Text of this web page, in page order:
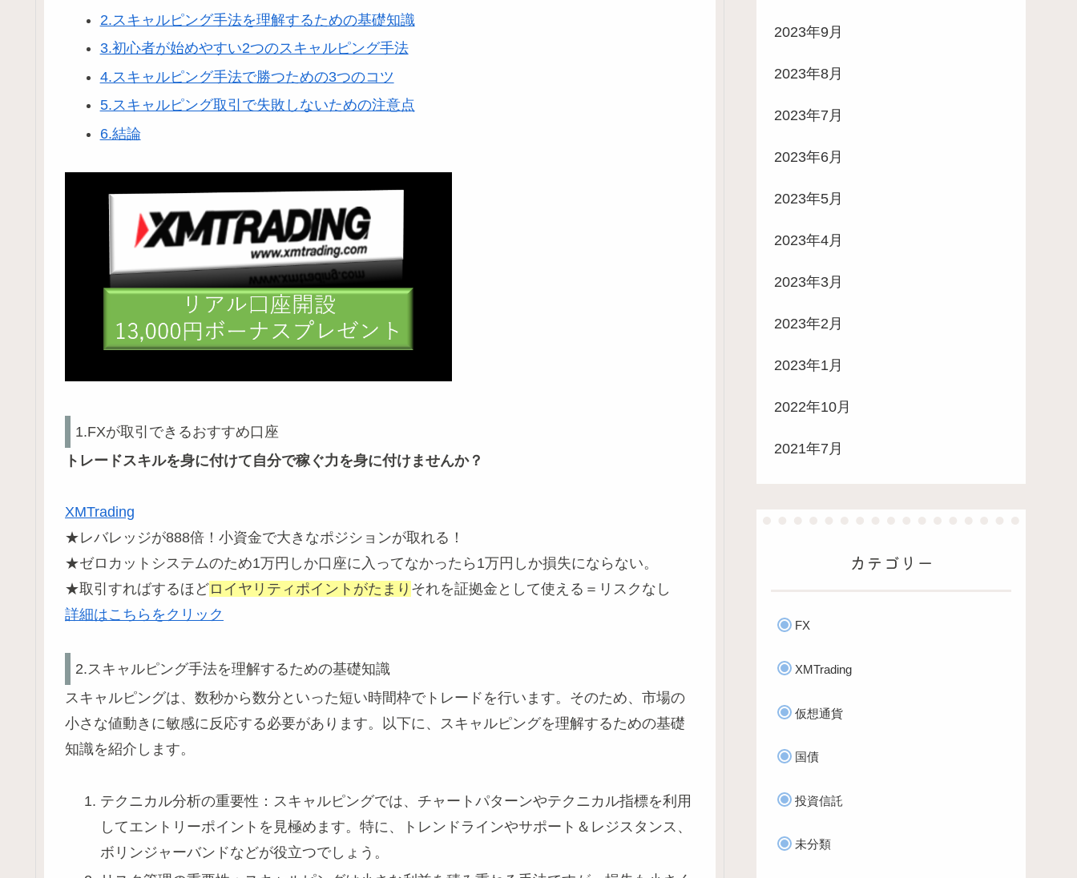
2.スキャルピング手法を理解するための基礎知識
3.初心者が始めやすい2つのスキャルピング手法
4.スキャルピング手法で勝つための3つのコツ
5.スキャルピング取引で失敗しないための注意点
6.結論
1.FXが取引できるおすすめ口座
トレードスキルを身に付けて自分で稼ぐ力を身に付けませんか？
XMTrading
★レバレッジが888倍！小資金で大きなポジションが取れる！
★ゼロカットシステムのため1万円しか口座に入ってなかったら1万円しか損失にならない。
★取引すればするほどロイヤリティポイントがたまり それを証拠金として使える＝リスクなし
詳細はこちらをクリック
2.スキャルピング手法を理解するための基礎知識
スキャルピングは、数秒から数分といった短い時間枠でトレードを行います。そのため、市場の
小さな値動きに敏感に反応する必要があります。以下に、スキャルピングを理解するための基礎
知識を紹介します。
テクニカル分析の重要性：スキャルピングでは、チャートパターンやテクニカル指標を利用
してエントリーポイントを見極めます。特に、トレンドラインやサポート＆レジスタンス、
ボリンジャーバンドなどが役立つでしょう。
2023年9月
2023年8月
2023年7月
2023年6月
2023年5月
2023年4月
2023年3月
2023年2月
2023年1月
2022年10月
2021年7月
カテゴリー
FX
XMTrading
仮想通貨
国債
投資信託
未分類